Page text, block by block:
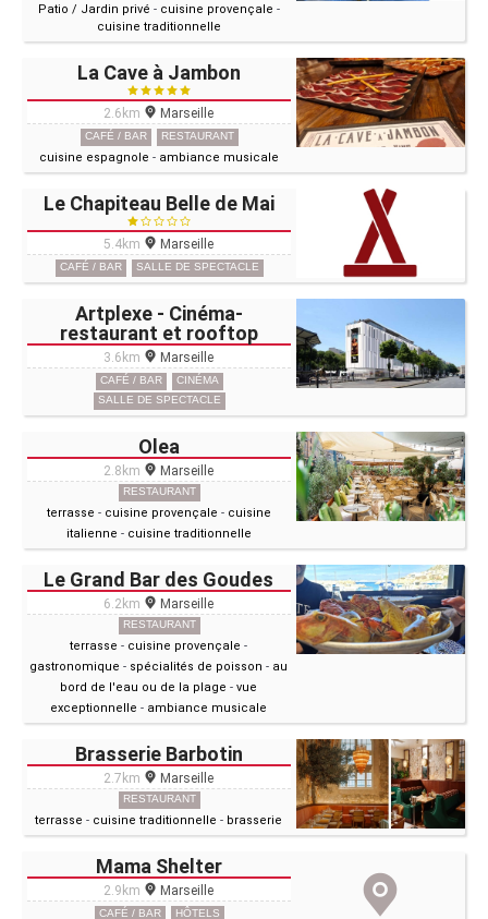
Patio / Jardin privé - cuisine provençale -
cuisine traditionnelle
La Cave à Jambon
2.6km Marseille
CAFÉ / BAR RESTAURANT
cuisine espagnole - ambiance musicale
Le Chapiteau Belle de Mai
5.4km Marseille
CAFÉ / BAR SALLE DE SPECTACLE
Artplexe - Cinéma-
restaurant et rooftop
3.6km Marseille
CAFÉ / BAR
CINÉMA
SALLE DE SPECTACLE
Olea
2.8km Marseille
RESTAURANT
terrasse - cuisine provençale - cuisine
italienne - cuisine traditionnelle
Le Grand Bar des Goudes
6.2km Marseille
RESTAURANT
terrasse - cuisine provençale -
gastronomique - spécialités de poisson - au
bord de l'eau ou de la plage -vue
exceptionnelle - ambiance musicale
Brasserie Barbotin
2.7km Marseille
RESTAURANT
terrasse - cuisine traditionnelle - brasserie
Mama Shelter
2.9km Marseille
CAFÉ / BAR HÔTELS